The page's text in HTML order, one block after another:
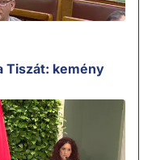
Tiszát: kemény